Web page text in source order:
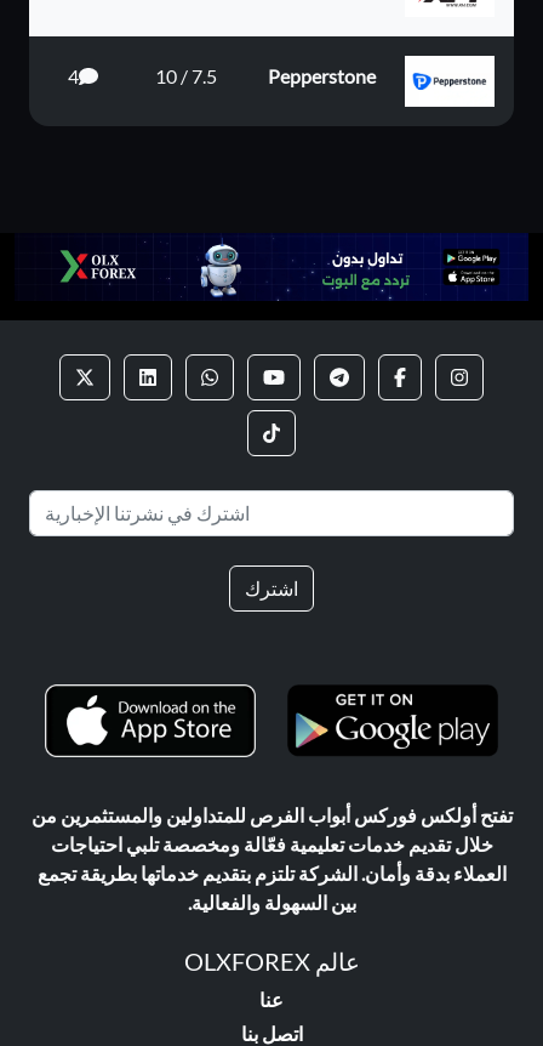
Pepperstone
7.5 / 10
4
اشترك
تفتح أولكس فوركس أبواب الفرص للمتداولين والمستثمرين من
خلال تقديم خدمات تعليمية فعّالة ومخصصة تلبي احتياجات
العملاء بدقة وأمان. الشركة تلتزم بتقديم خدماتها بطريقة تجمع
بين السهولة والفعالية.
عالم OLXFOREX
عنا
اتصل بنا